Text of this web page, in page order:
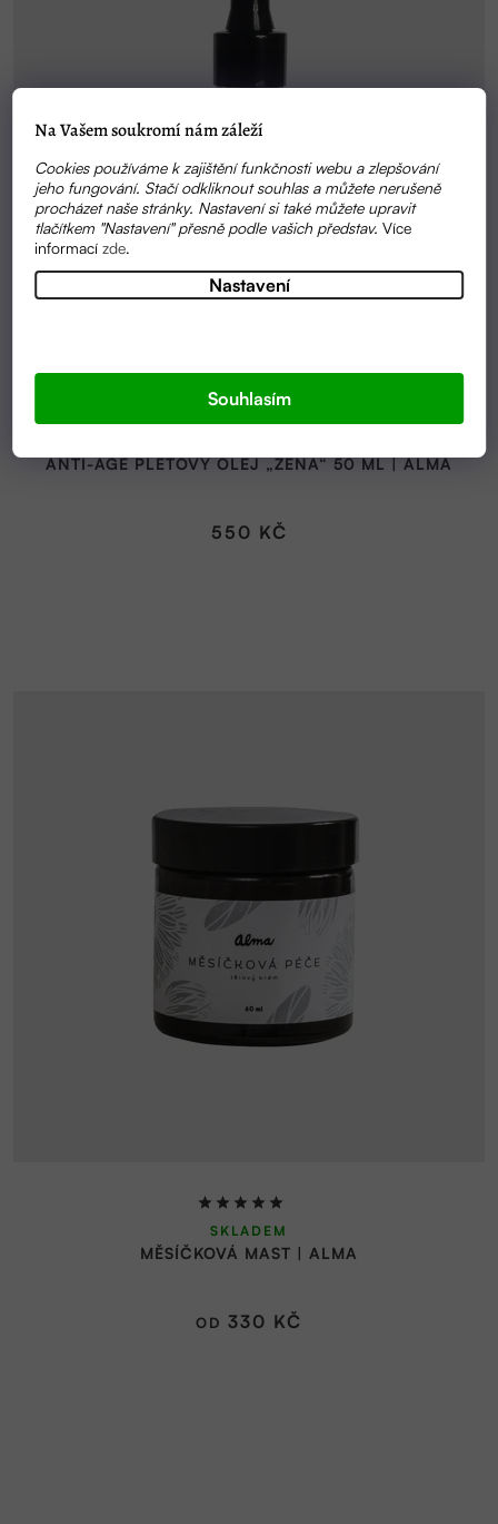
Na Vašem soukromí nám záleží
Cookies používáme k zajištění funkčnosti webu a zlepšování
jeho fungování. Stačí odkliknout souhlas a můžete nerušeně
procházet naše stránky. Nastavení si také můžete upravit
tlačítkem "Nastavení" přesně podle vašich představ.Více
informacízde.
Nastavení
Souhlasím
ANTI-AGE PLEŤOVÝ OLEJ „ŽENA“ 50 ML | ALMA
550 KČ
MĚSÍČKOVÁ MAST | ALMA
Průměrné
hodnocení
produktu
SKLADEM
OD 330 KČ